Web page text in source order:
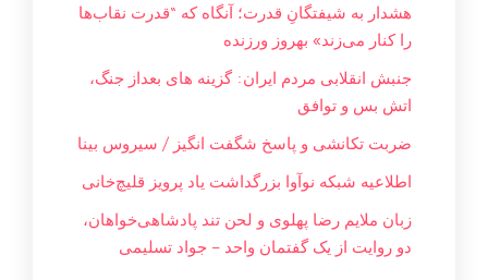
هشدار به شیفتگانِ قدرت؛ آنگاه که “قدرت نقاب‌ها
را کنار می‌زند» بهروز ورزنده
جنبش انقلابی مردم ایران: گزینه های بعداز جنگ،
اتش بس و توافق
ضربت تکانشی و پاسخ شگفت انگیز / سیروس بینا
اطلاعیه شبکه نوآوا بزرگداشت یاد پرویز قلیچ‌خانی
زبان ملایم‌ رضا پهلوی و لحن تند پادشاهی‌خواهان،
دو روایت از یک گفتمان واحد – جواد تسليمی